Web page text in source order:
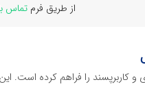
از طریق فرمتماس
و کاربرپسند را فراهم کرده